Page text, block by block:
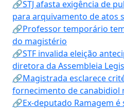
🔗STJ afasta exigência de
para arquivamento de atos
🔗Professor temporário
do magistério
🔗STF invalida eleição
diretora da Assembleia
🔗Magistrada esclarece
fornecimento de canabidiol
🔗Ex-deputado Ramagem